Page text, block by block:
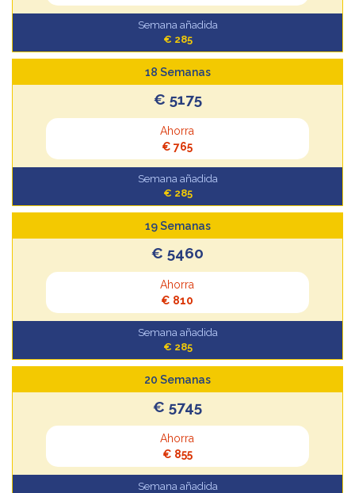
Semana añadida
€ 285
18 Semanas
€ 5175
Ahorra
€ 765
Semana añadida
€ 285
19 Semanas
€ 5460
Ahorra
€ 810
Semana añadida
€ 285
20 Semanas
€ 5745
Ahorra
€ 855
Semana añadida